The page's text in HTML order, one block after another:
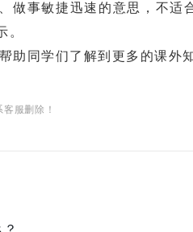
事敏捷迅速的意思，不适合
。
同学们了解到更多的课外知
服删除！